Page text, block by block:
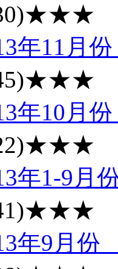
★★★
年11月
★★★
年10月
★★★
年1-9月
★★★
年9月份